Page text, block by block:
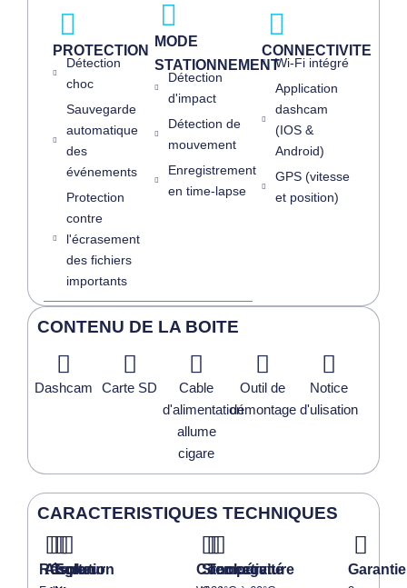
PROTECTION
Détection
choc
Sauvegarde
automatique
des
événements
Protection
contre
l'écrasement
des fichiers
importants
MODE
STATIONNEMENT
Détection
d'impact
Détection de
mouvement
Enregistrement
en time-lapse
CONNECTIVITE
Wi-Fi intégré
Application
dashcam
(IOS &
Android)
GPS (vitesse
et position)
CONTENU DE LA BOITE
Dashcam Carte SD
Cable
d'alimentation
allume
cigare
Outil de
démontage
Notice
d'ulisation
CARACTERISTIQUES TECHNIQUES
Résolution
Angle
Capteur
Ecran Connectivité
Stockage
Température Garantie